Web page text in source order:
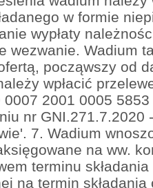
w formie
wypłaty
wezwanie. Wadium
począwszy od
wpłacić
0007 2001 0005
nr
7. Wadium
na ww.
terminu
na termin